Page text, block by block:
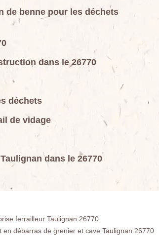
de benne pour les déchets
dans le 26770
déchets
de vidage
dans le 26770
ferrailleur Taulignan 26770
en débarras de grenier et cave Taulignan 26770